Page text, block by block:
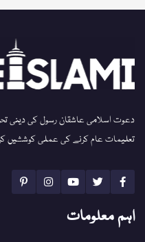
دعوت اسلامی عاشقان رسول کی دینی
تعلیمات عام کرنے کی عملی کوششیں
اہم معلومات